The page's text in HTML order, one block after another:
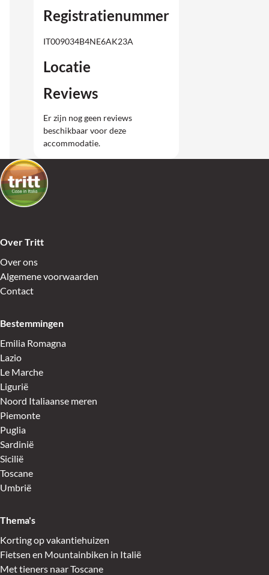
Registratienummer
IT009034B4NE6AK23A
Locatie
Reviews
Er zijn nog geen reviews
beschikbaar voor deze
accommodatie.
Over Tritt
Over ons
Algemene voorwaarden
Contact
Bestemmingen
Emilia Romagna
Lazio
Le Marche
Ligurië
Noord Italiaanse meren
Piemonte
Puglia
Sardinië
Sicilië
Toscane
Umbrië
Thema's
Korting op vakantiehuizen
Fietsen en Mountainbiken in Italië
Met tieners naar Toscane